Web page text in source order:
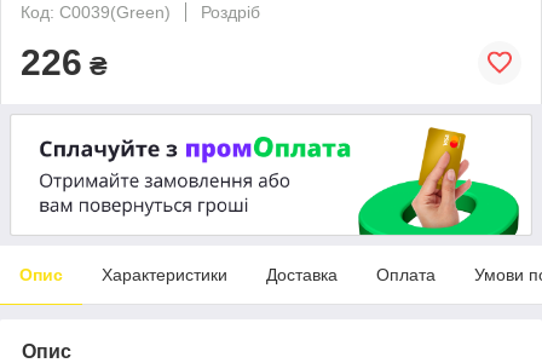
Код: C0039(Green)
Роздріб
226 ₴
Опис Характеристики Доставка Оплата Умови
Опис